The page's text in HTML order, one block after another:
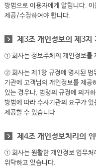
방법으로 이용자에게 알립니다.
제공/수정하여야 합니다.
제3조 개인정보의 제3자
① 회사는 정보주체의 개인정보를
② 회사는 제1항 규정에 명시된 범
기관에 고객님의 개인정보를 제공
있는 경우나, 법령의 규정에 의거
방법에 따라 수사기관의 요구가
제공할 수 있습니다
제4조 개인정보처리의
① 회사는 원활한 개인정보 업무처
위탁하고 있습니다.